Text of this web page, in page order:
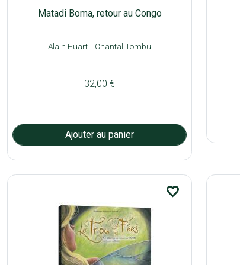
Matadi Boma, retour au Congo
Alain Huart Chantal Tombu
32,00 €
favorite_border